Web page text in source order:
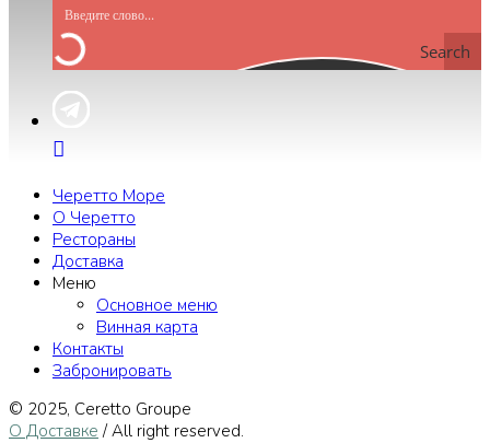
Search
Черетто Море
О Черетто
Рестораны
Доставка
Меню
Основное меню
Винная карта
Контакты
Забронировать
© 2025, Сeretto Groupe
О Доставке / All right reserved.